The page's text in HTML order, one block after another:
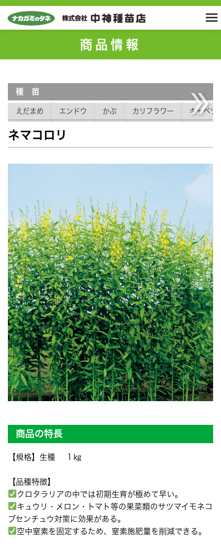
商品情報
種 苗
えだまめ エンドウ かぶ カリフラワー キャベツ
ネマコロリ
商品の特長
【規格】生種 １㎏
【品種特徴】
クロタラリアの中では初期生育が極めて早い。
キュウリ・メロン・トマト等の果菜類のサツマイモネコ
ブセンチュウ対策に効果がある。
空中窒素を固定するため、窒素施肥量を削減できる。